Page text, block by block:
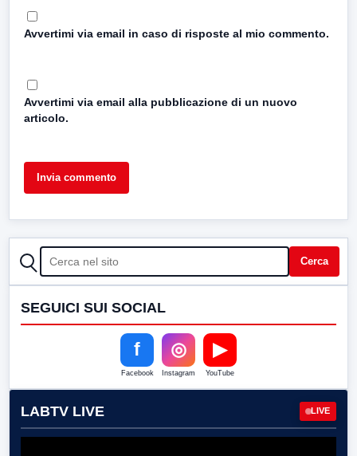
Avvertimi via email in caso di risposte al mio commento.
Avvertimi via email alla pubblicazione di un nuovo
articolo.
CERCA Cerca
SEGUICI SUI SOCIAL
f
Facebook
◎
Instagram
▶
YouTube
LABTV LIVE LIVE